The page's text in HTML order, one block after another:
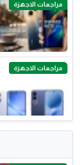
مراجعات الاجهزة
مراجعات الاجهزة